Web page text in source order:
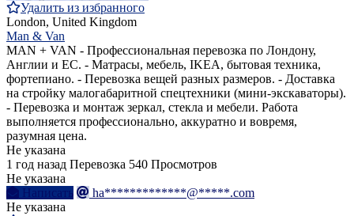
Удалить из избранного
London, United Kingdom
Man & Van
MAN + VAN - Профессиональная перевозка по Лондону,
Англии и ЕС. - Матрасы, мебель, IKEA, бытовая техника,
фортепиано. - Перевозка вещей разных размеров. - Доставка
на стройку малогабаритной спецтехники (мини-экскаваторы).
- Перевозка и монтаж зеркал, стекла и мебели. Работа
выполняется профессионально, аккуратно и вовремя,
разумная цена.
Не указана
1 год назад Перевозка 540 Просмотров
Не указана
Написать
ha*************@*****.com
Не указана